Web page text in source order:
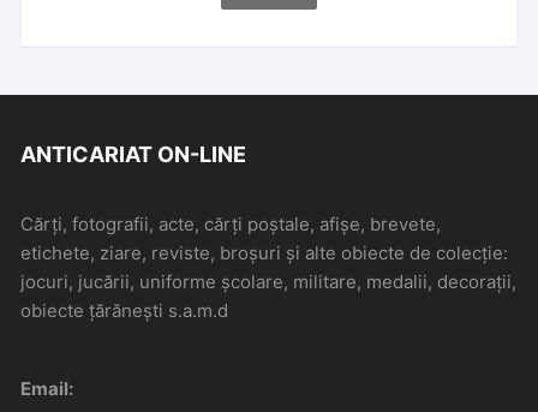
ANTICARIAT ON-LINE
Cărți, fotografii, acte, cărți poștale, afișe, brevete,
etichete, ziare, reviste, broșuri și alte obiecte de colecție:
jocuri, jucării, uniforme școlare, militare, medalii, decorații,
obiecte țărănești s.a.m.d
Email: